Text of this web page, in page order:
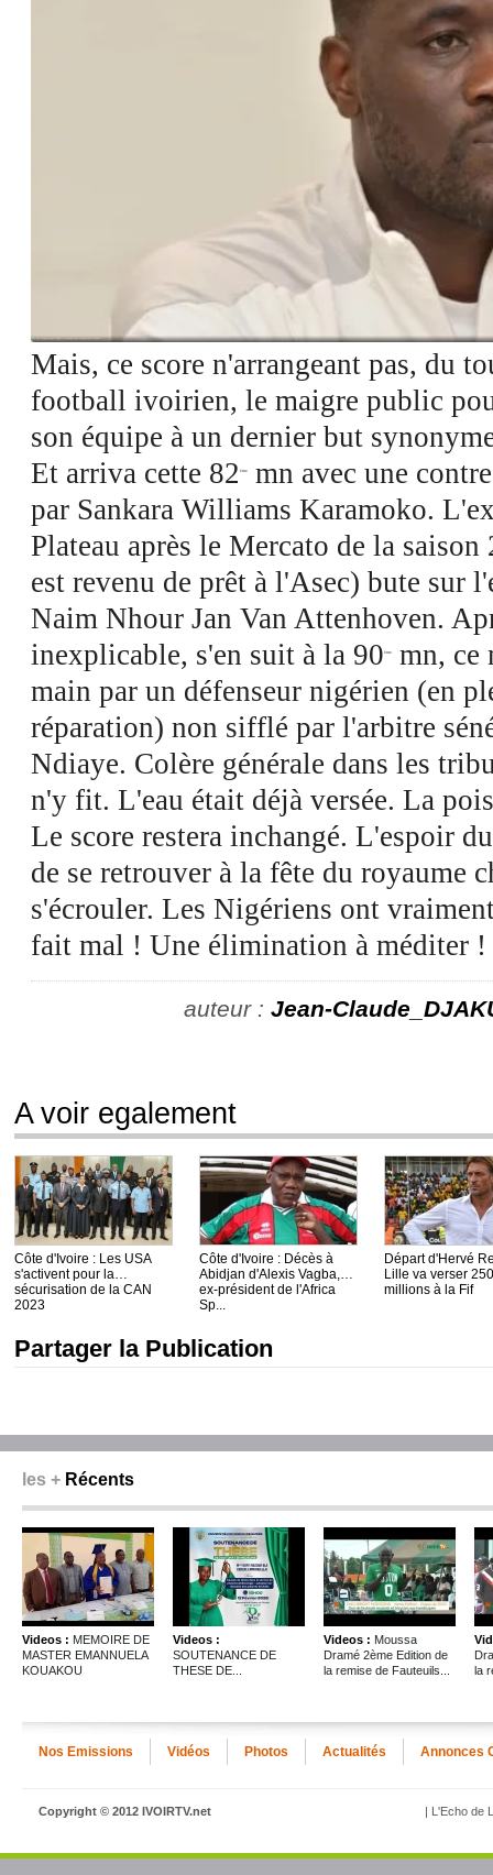
Mais, ce score n'arrangeant pas, du
football ivoirien, le maigre public
son équipe à un dernier but
Et arriva cette 82 ème
mn avec une
par Sankara Williams Karamoko.
Plateau après le Mercato de la
est revenu de prêt à l'Asec) bute sur
Naim Nhour Jan Van Attenhoven.
inexplicable, s'en suit à la 90 ème
mn, ce
main par un défenseur nigérien (en
réparation) non sifflé par l'arbitre
Ndiaye. Colère générale dans les
n'y fit. L'eau était déjà versée. La
Le score restera inchangé. L'espoir
de se retrouver à la fête du royaume
s'écrouler. Les Nigériens ont
fait mal ! Une élimination à méditer !
auteur : Jean-
A voir egalement
Côte d'Ivoire : Les USA
s'activent pour la
sécurisation de la CAN
2023
Côte d'Ivoire : Décès à
Abidjan d'Alexis Vagba,
ex-président de l'Africa
Sp...
Départ d'Hervé
Lille va verser 250
millions à la Fif
Partager la Publication
les + Récents
Videos : MEMOIRE DE
MASTER EMANNUELA
KOUAKOU
Videos :
SOUTENANCE DE
THESE DE...
Videos : Moussa
Dramé 2ème Edition de
la remise de Fauteuils...
la
Nos Emissions Vidéos Photos Actualités Annonces
Copyright © 2012 IVOIRTV.net | L'Echo de